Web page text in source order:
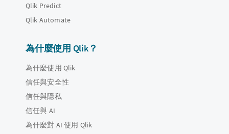
Qlik Predict
Qlik Automate
為什麼使用 Qlik？
為什麼使用 Qlik
信任與安全性
信任與隱私
信任與 AI
為什麼對 AI 使用 Qlik